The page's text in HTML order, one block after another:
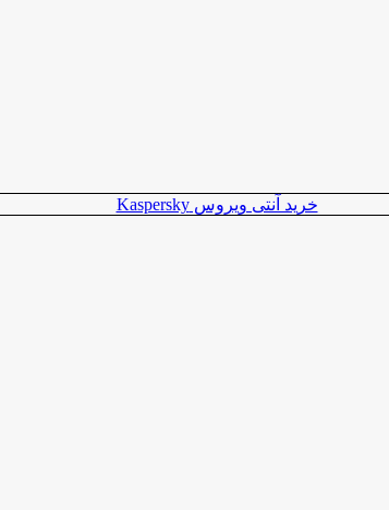
خرید آنتی ویروس Kaspersky